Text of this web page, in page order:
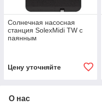
Солнечная насосная
станция SolexMidi TW с
паянным
Цену уточняйте
О нас